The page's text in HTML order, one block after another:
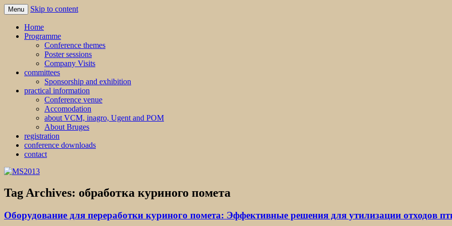
MS2013
Menu Skip to content
Home
Programme
Conference themes
Poster sessions
Company Visits
committees
Sponsorship and exhibition
practical information
Conference venue
Accomodation
about VCM, inagro, Ugent and POM
About Bruges
registration
conference downloads
contact
Tag Archives: обработка куриного помета
Оборудование для переработки куриного помета: Эффективные решения для утилизации отходов